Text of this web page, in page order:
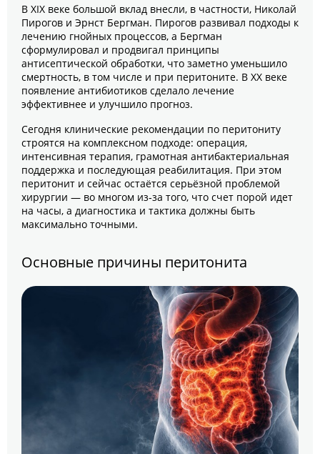
В XIX веке большой вклад внесли, в частности, Николай
Пирогов и Эрнст Бергман. Пирогов развивал подходы к
лечению гнойных процессов, а Бергман
сформулировал и продвигал принципы
антисептической обработки, что заметно уменьшило
смертность, в том числе и при перитоните. В XX веке
появление антибиотиков сделало лечение
эффективнее и улучшило прогноз.
Сегодня клинические рекомендации по перитониту
строятся на комплексном подходе: операция,
интенсивная терапия, грамотная антибактериальная
поддержка и последующая реабилитация. При этом
перитонит и сейчас остаётся серьёзной проблемой
хирургии — во многом из‑за того, что счет порой идет
на часы, а диагностика и тактика должны быть
максимально точными.
Основные причины перитонита